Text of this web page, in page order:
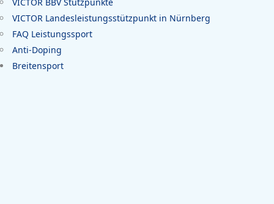
VICTOR Landesleistungsstützpunkt in Nürnberg
FAQ Leistungssport
Anti-Doping
Breitensport